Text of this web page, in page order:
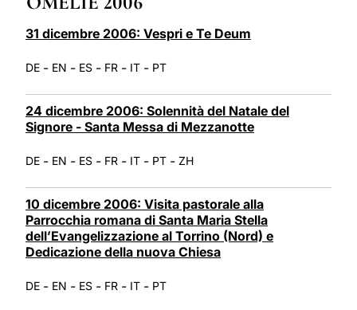
31 dicembre 2006: Vespri e Te Deum
DE - EN - ES - FR - IT - PT
24 dicembre 2006: Solennità del Natale del
Signore - Santa Messa di Mezzanotte
DE - EN - ES - FR - IT - PT - ZH
10 dicembre 2006: Visita pastorale alla
Parrocchia romana di Santa Maria Stella
dell’Evangelizzazione al Torrino (Nord) e
Dedicazione della nuova Chiesa
DE - EN - ES - FR - IT - PT